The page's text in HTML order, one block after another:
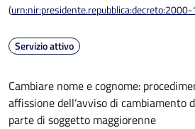
(
Servizio attivo
Cambiare nome e cognome:
affissione dell’avviso di cambiamento
parte di soggetto maggiorenne